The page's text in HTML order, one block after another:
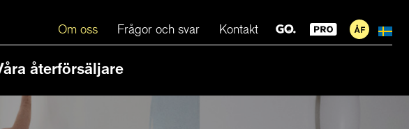
Om oss Frågor och svar Kontakt
återförsäljare